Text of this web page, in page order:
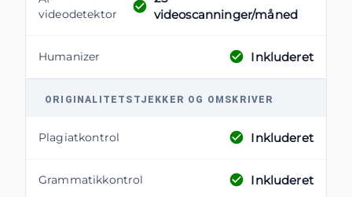
videodetektor
videoscanninger/måned
Humanizer Inkluderet
ORIGINALITETSTJEKKER OG OMSKRIVER
Plagiatkontrol Inkluderet
Grammatikkontrol Inkluderet